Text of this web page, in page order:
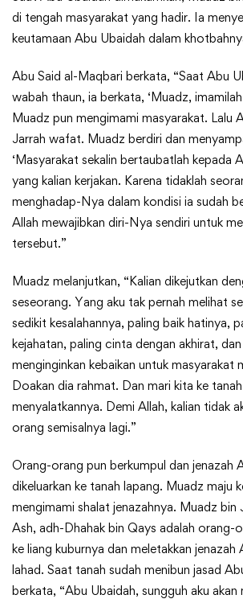
di tengah masyarakat yang hadir. Ia
keutamaan Abu Ubaidah dalam
Abu Said al-Maqbari berkata, “Saat Abu
wabah thaun, ia berkata, ‘Muadz,
Muadz pun mengimami masyarakat. Lalu
Jarrah wafat. Muadz berdiri dan
‘Masyarakat sekalin bertaubatlah kepada
yang kalian kerjakan. Karena tidaklah
menghadap-Nya dalam kondisi ia sudah
Allah mewajibkan diri-Nya sendiri untuk
tersebut.”
Muadz melanjutkan, “Kalian dikejutkan
seseorang. Yang aku tak pernah melihat
sedikit kesalahannya, paling baik hatinya,
kejahatan, paling cinta dengan akhirat,
menginginkan kebaikan untuk masyarakat
Doakan dia rahmat. Dan mari kita ke
menyalatkannya. Demi Allah, kalian tidak
orang semisalnya lagi.”
Orang-orang pun berkumpul dan jenazah
dikeluarkan ke tanah lapang. Muadz maju
mengimami shalat jenazahnya. Muadz bin
Ash, adh-Dhahak bin Qays adalah orang-
ke liang kuburnya dan meletakkan jenazah
lahad. Saat tanah sudah menibun jasad
berkata, “Abu Ubaidah, sungguh aku akan